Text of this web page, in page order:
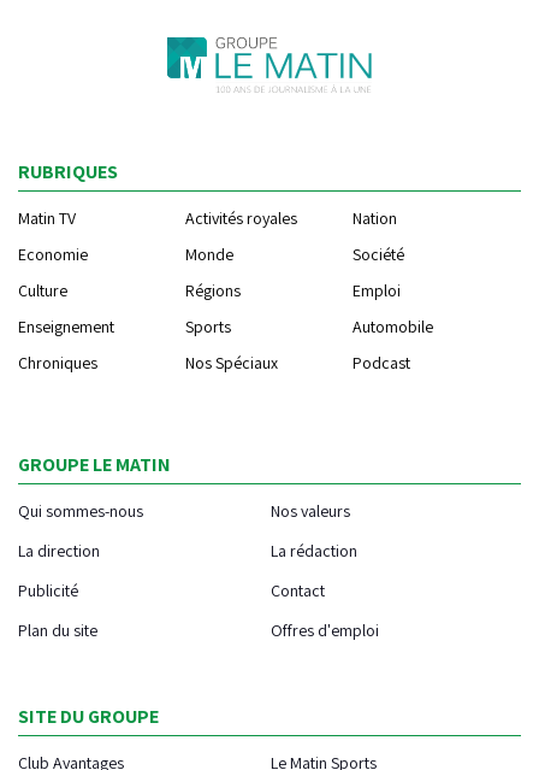
RUBRIQUES
Matin TV Activités royales
Nation
Economie
Monde
Société
Culture
Régions
Emploi
Enseignement
Sports
Automobile
Chroniques
Nos Spéciaux Podcast
GROUPE LE MATIN
Qui sommes-nous
Nos valeurs
La direction
La rédaction
Publicité
Contact
Plan du site
Offres d'emploi
SITE DU GROUPE
Club Avantages Le Matin Sports